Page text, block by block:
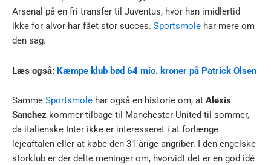
Arsenal på en fri transfer til Juventus, hvor han imidlertid
ikke for alvor har fået stor succes. Sportsmole har mere om
den sag.
Læs også: Kæmpe klub bød 64 mio. kroner på Patrick Olsen
Samme Sportsmole har også en historie om, at Alexis
Sanchez kommer tilbage til Manchester United til sommer,
da italienske Inter ikke er interesseret i at forlænge
lejeaftalen eller at købe den 31-årige angriber. I den engelske
storklub er der delte meninger om, hvorvidt det er en god idé